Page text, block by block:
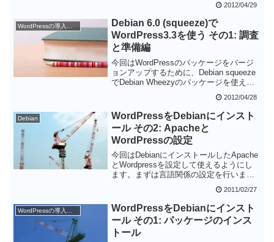
2012/04/29
Debian 6.0 (squeeze)で
WordPress3.3を使う その1: 調査
と準備編
今回はWordPressのパッケージをバージ
ョンアップするために、Debian squeeze
でDebian Wheezyのパッケージを使える
2012/04/28
Debian
WordPressをDebianにインスト
ール その2: Apacheと
WordPressの設定
今回はDebianにインストールしたApache
とWordpressを設定して使えるようにし
ます。まずは言語関係の設定を行いまし
2011/02/27
WordPressの導入と設定
WordPressをDebianにインスト
ール その1: パッケージのインス
トール